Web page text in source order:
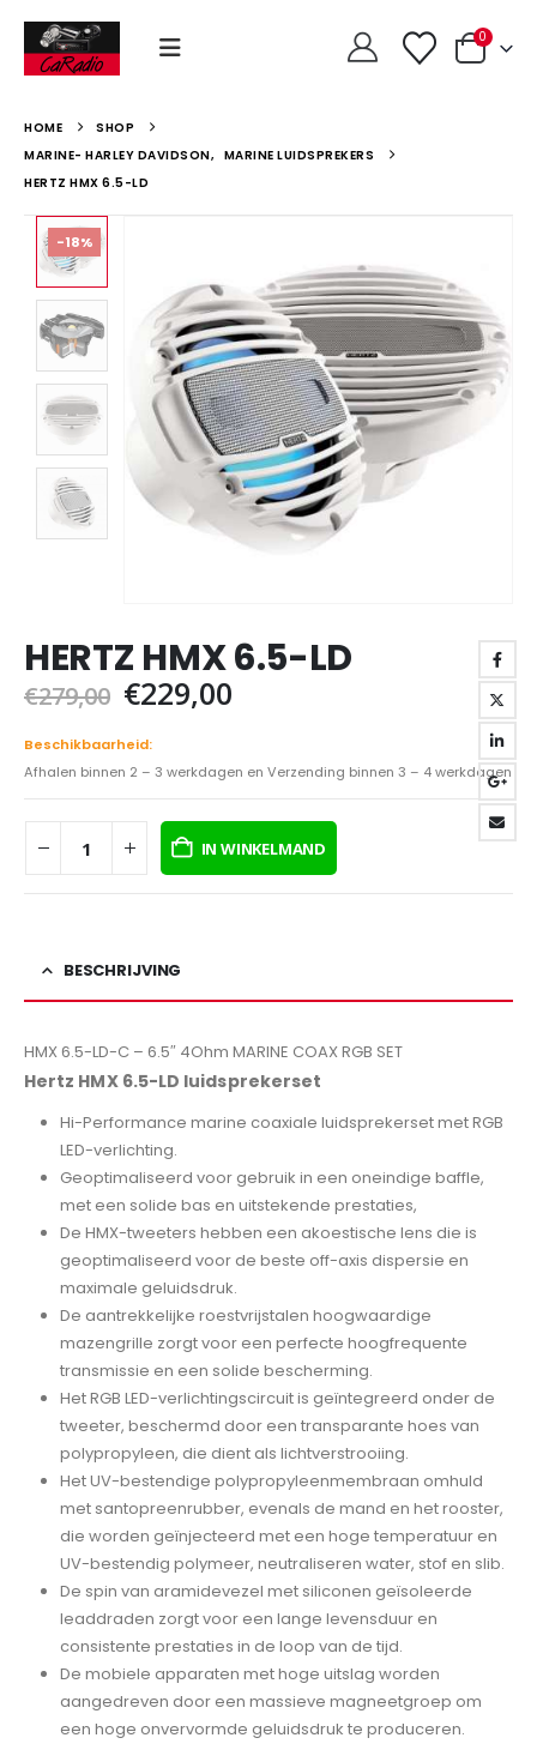
0
HOME
SHOP
MARINE- HARLEY DAVIDSON, MARINE LUIDSPREKERS
HERTZ HMX 6.5-LD
-18%
HERTZ HMX 6.5-LD
€279,00 Oorspronkelijke
was:
€279,00.
€229,00
€229,00.
Beschikbaarheid:
Afhalen binnen 2 – 3 werkdagen en Verzending binnen 3 – 4 werkdagen
IN WINKELMAND
BESCHRIJVING
HMX 6.5-LD-C – 6.5″ 4Ohm MARINE COAX RGB SET
Hertz HMX 6.5-LD luidsprekerset
Hi-Performance marine coaxiale luidsprekerset met RGB
LED-verlichting.
Geoptimaliseerd voor gebruik in een oneindige baffle,
met een solide bas en uitstekende prestaties,
De HMX-tweeters hebben een akoestische lens die is
geoptimaliseerd voor de beste off-axis dispersie en
maximale geluidsdruk.
De aantrekkelijke roestvrijstalen hoogwaardige
mazengrille zorgt voor een perfecte hoogfrequente
transmissie en een solide bescherming.
Het RGB LED-verlichtingscircuit is geïntegreerd onder de
tweeter, beschermd door een transparante hoes van
polypropyleen, die dient als lichtverstrooiing.
Het UV-bestendige polypropyleenmembraan omhuld
met santopreenrubber, evenals de mand en het rooster,
die worden geïnjecteerd met een hoge temperatuur en
UV-bestendig polymeer, neutraliseren water, stof en slib.
De spin van aramidevezel met siliconen geïsoleerde
leaddraden zorgt voor een lange levensduur en
consistente prestaties in de loop van de tijd.
De mobiele apparaten met hoge uitslag worden
aangedreven door een massieve magneetgroep om
een ​​hoge onvervormde geluidsdruk te produceren.